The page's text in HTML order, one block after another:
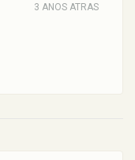
3 ANOS ATRAS